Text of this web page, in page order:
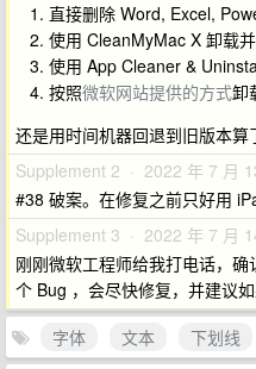
直接删除 Word, Excel,
使用 CleanMyMac X 卸载
使用 App Cleaner &
按照微软网站提供的方式卸
还是用时间机器回退到旧版本算
Supplement 2 · 2022 年 7 月
#38 破案。在修复之前只好用
Supplement 3 · 2022 年 7 月
刚刚微软工程师给我打电话，
个 Bug ，会尽快修复，并建议
字体
文本 下划线